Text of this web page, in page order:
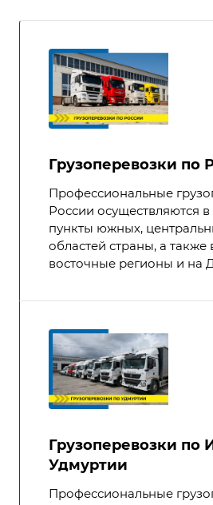
Грузоперевозки по
Профессиональные
России осуществляются
пункты южных,
областей страны, а также
восточные регионы и на
Грузоперевозки по
Удмуртии
Профессиональные